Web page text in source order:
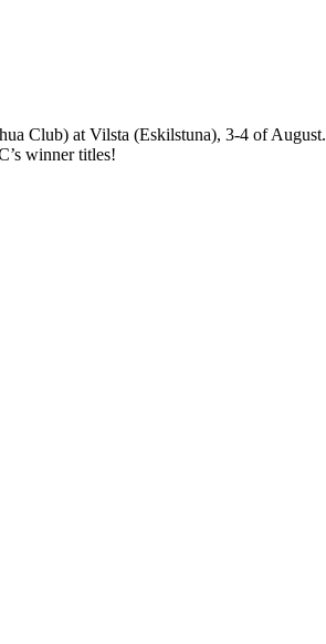
Club) at Vilsta (Eskilstuna), 3-4 of August.
winner titles!